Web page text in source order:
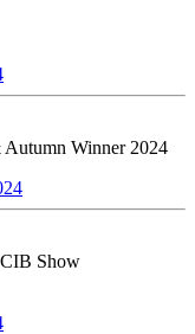
Winner 2024
Show